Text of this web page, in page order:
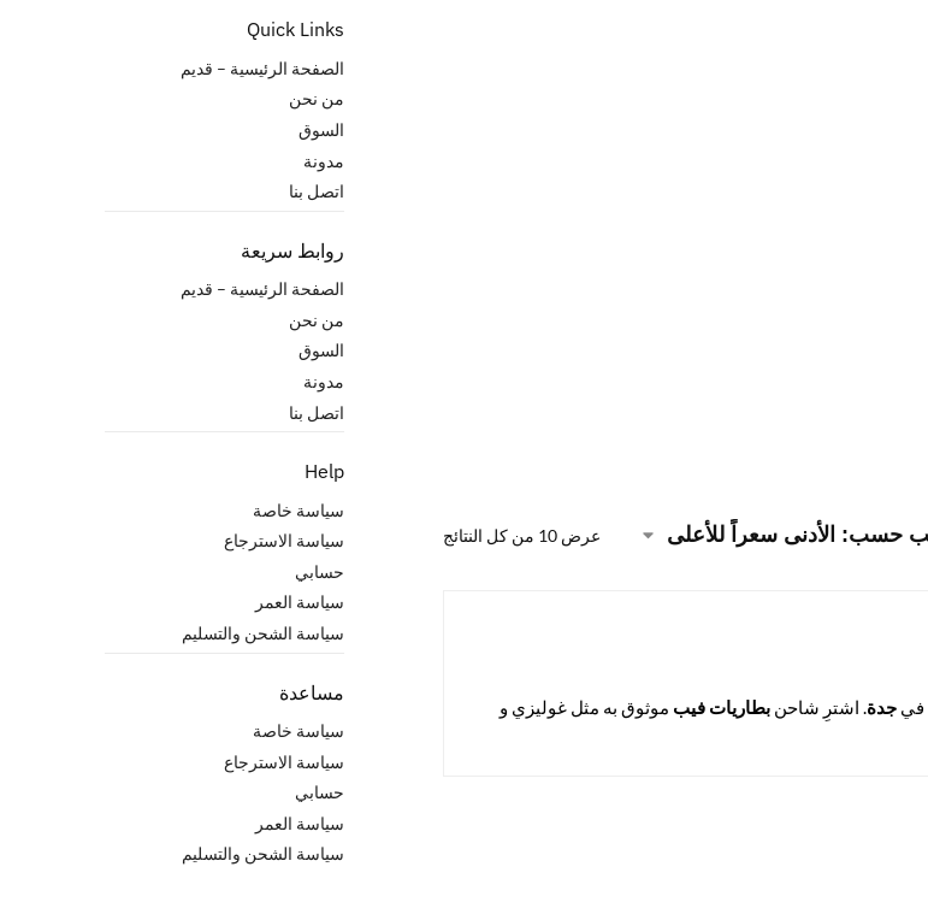
عرض ⁦10⁩ من كل النتائج
في جدة. اشترِ شاحن بطاريات فيب موثوق به مثل غوليزي و
Quick Links
الصفحة الرئيسية – قدیم
من نحن
السوق
مدونة
اتصل بنا
روابط سريعة
الصفحة الرئيسية – قدیم
من نحن
السوق
مدونة
اتصل بنا
Help
سياسة خاصة
سياسة الاسترجاع
حسابي
سياسة العمر
سياسة الشحن والتسليم
مساعدة
سياسة خاصة
سياسة الاسترجاع
حسابي
سياسة العمر
سياسة الشحن والتسليم